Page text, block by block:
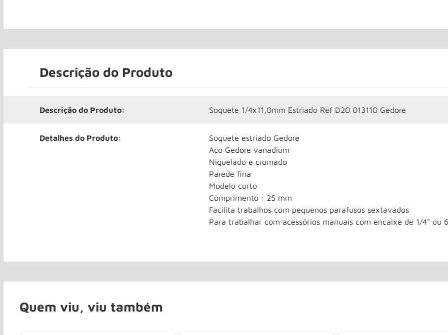
Descrição do Produto
Descrição do Produto: Soquete 1/4x11,0mm Estriado Ref D20 013110 Gedore
Detalhes do Produto:
Soquete estriado Gedore
Aço Gedore vanadium
Niquelado e cromado
Parede fina
Modelo curto
Comprimento : 25 mm
Facilita trabalhos com pequenos parafusos sextavados
Para trabalhar com acessórios manuais com encaixe de 1/4" ou
Quem viu, viu também